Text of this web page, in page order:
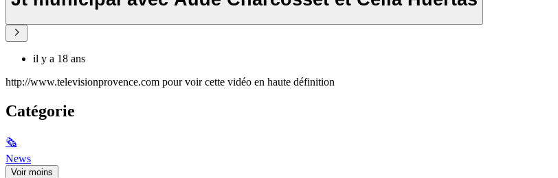
il y a 18 ans
http://www.televisionprovence.com pour voir cette vidéo en haute définition
Catégorie
🗞
News
Voir moins